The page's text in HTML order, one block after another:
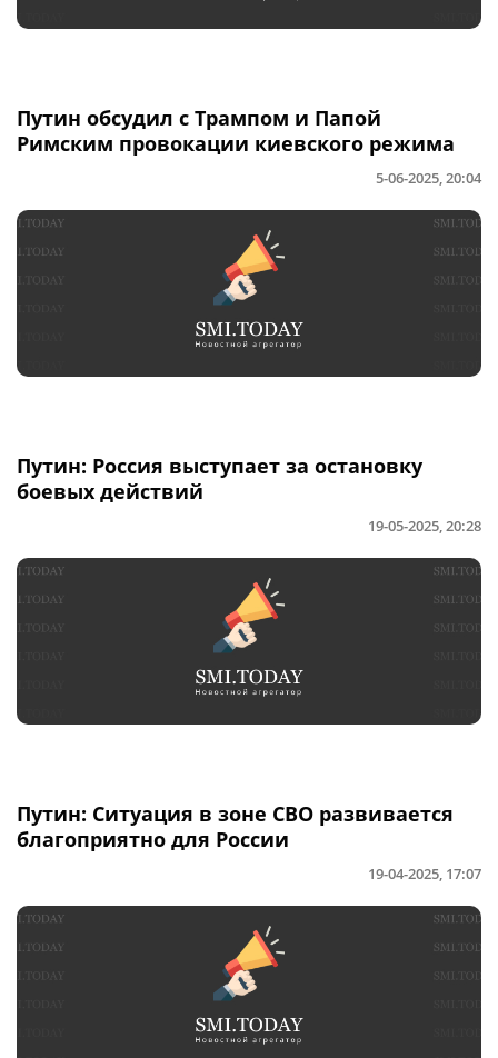
Путин обсудил с Трампом и Папой
Римским провокации киевского режима
5-06-2025, 20:04
Путин: Россия выступает за остановку
боевых действий
19-05-2025, 20:28
Путин: Ситуация в зоне СВО развивается
благоприятно для России
19-04-2025, 17:07